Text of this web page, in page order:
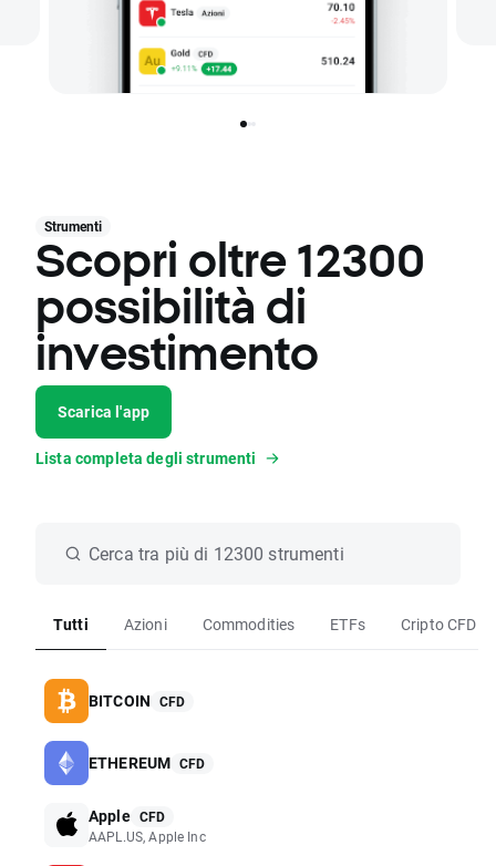
Strumenti
Scopri oltre 12300
possibilità di
investimento
Scarica l'app
Lista completa degli strumenti
Cerca tra più di 12300 strumenti
Tutti Azioni Commodities ETFs Cripto CFD
BITCOIN CFD
ETHEREUM CFD
Apple CFD
AAPL.US, Apple Inc